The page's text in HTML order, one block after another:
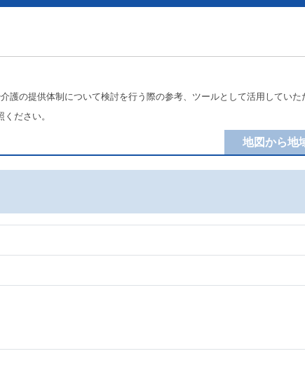
護の提供体制について検討を行う際の参考、ツールとして活用してい
ください。
地図から地